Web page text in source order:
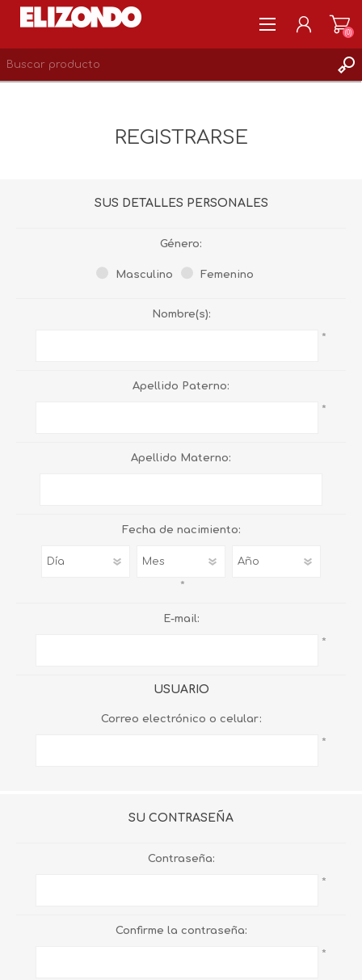
(0)
REGISTRARSE
SUS DETALLES PERSONALES
Género:
Masculino Femenino
Nombre(s):
*
Apellido Paterno:
*
Apellido Materno:
Fecha de nacimiento:
*
E-mail:
*
USUARIO
Correo electrónico o celular:
*
SU CONTRASEÑA
Contraseña:
*
Confirme la contraseña:
*